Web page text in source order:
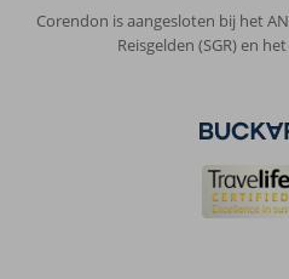
Corendon is aangesloten bij het
Reisgelden (SGR) en